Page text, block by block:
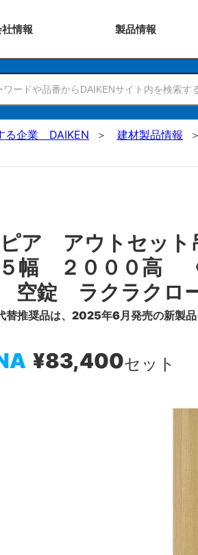
情報 製品情報
る企業 DAIKEN 建材製品情報
ア アウトセッ
幅 ２０００高
錠 ラクラクロ
替推奨品は、2025年6月発売の新製品
¥83,400セット